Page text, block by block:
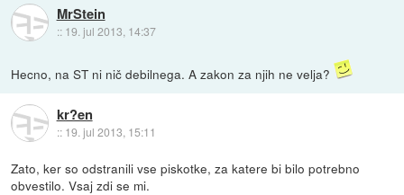
MrStein
:: 19. jul 2013, 14:37
Hecno, na ST ni nič debilnega. A zakon za njih ne velja?
kr?en
:: 19. jul 2013, 15:11
Zato, ker so odstranili vse piskotke, za katere bi bilo potrebno
obvestilo. Vsaj zdi se mi.